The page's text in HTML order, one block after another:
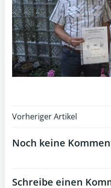
Post
navigation
Vorheriger Artikel
Noch keine
Schreibe einen